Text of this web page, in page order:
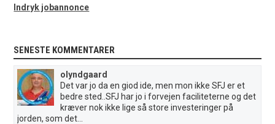
Indryk jobannonce
SENESTE KOMMENTARER
olyndgaard
Det var jo da en giod ide, men mon ikke SFJ er et
bedre sted..SFJ har jo i forvejen faciliteterne og det
kræver nok ikke lige så store investeringer på
jorden, som det...